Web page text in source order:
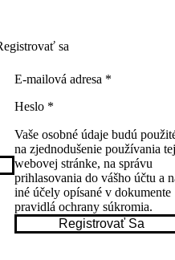
sa
E-mailová adresa *
Heslo *
Vaše osobné údaje budú
na zjednodušenie používania
webovej stránke, na správu
prihlasovania do vášho účtu a
iné účely opísané v dokumente
pravidlá ochrany súkromia.
Registrovať Sa